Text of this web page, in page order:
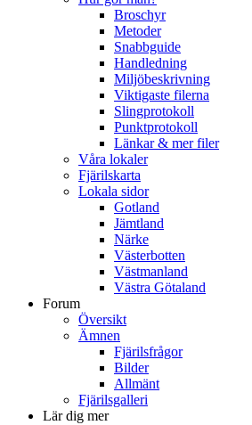
Broschyr
Metoder
Snabbguide
Handledning
Miljöbeskrivning
Viktigaste filerna
Slingprotokoll
Punktprotokoll
Länkar & mer filer
Våra lokaler
Fjärilskarta
Lokala sidor
Gotland
Jämtland
Närke
Västerbotten
Västmanland
Västra Götaland
Forum
Översikt
Ämnen
Fjärilsfrågor
Bilder
Allmänt
Fjärilsgalleri
Lär dig mer